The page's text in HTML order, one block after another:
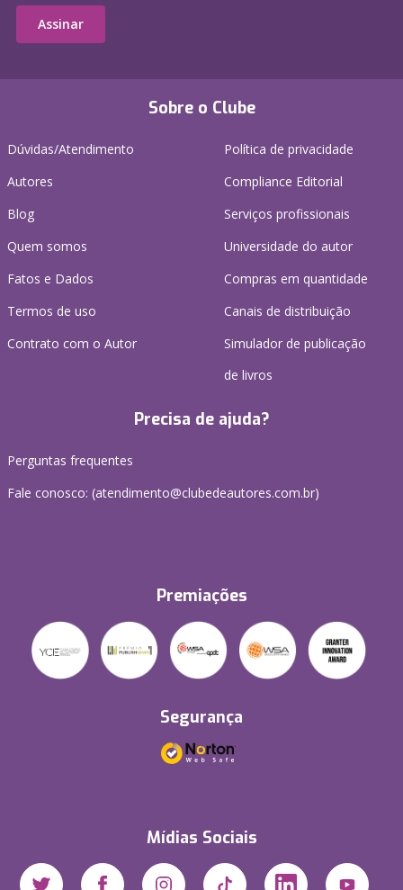
Sobre o Clube
Dúvidas/Atendimento
Autores
Blog
Quem somos
Fatos e Dados
Termos de uso
Contrato com o Autor
Política de privacidade
Compliance Editorial
Serviços profissionais
Universidade do autor
Compras em quantidade
Canais de distribuição
Simulador de publicação
de livros
Precisa de ajuda?
Perguntas frequentes
Fale conosco: (atendimento@clubedeautores.com.br)
Premiações
Segurança
Mídias Sociais
Assinar